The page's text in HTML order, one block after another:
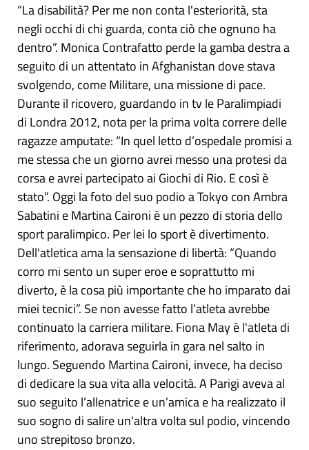
“La disabilità? Per me non conta l'esteriorità, sta
negli occhi di chi guarda, conta ciò che ognuno ha
dentro”. Monica Contrafatto perde la gamba destra a
seguito di un attentato in Afghanistan dove stava
svolgendo, come Militare, una missione di pace.
Durante il ricovero, guardando in tv le Paralimpiadi
di Londra 2012, nota per la prima volta correre delle
ragazze amputate: “In quel letto d’ospedale promisi a
me stessa che un giorno avrei messo una protesi da
corsa e avrei partecipato ai Giochi di Rio. E così è
stato”. Oggi la foto del suo podio a Tokyo con Ambra
Sabatini e Martina Caironi è un pezzo di storia dello
sport paralimpico. Per lei lo sport è divertimento.
Dell'atletica ama la sensazione di libertà: “Quando
corro mi sento un super eroe e soprattutto mi
diverto, è la cosa più importante che ho imparato dai
miei tecnici”. Se non avesse fatto l’atleta avrebbe
continuato la carriera militare. Fiona May è l'atleta di
riferimento, adorava seguirla in gara nel salto in
lungo. Seguendo Martina Caironi, invece, ha deciso
di dedicare la sua vita alla velocità. A Parigi aveva al
suo seguito l’allenatrice e un’amica e ha realizzato il
suo sogno di salire un'altra volta sul podio, vincendo
uno strepitoso bronzo.